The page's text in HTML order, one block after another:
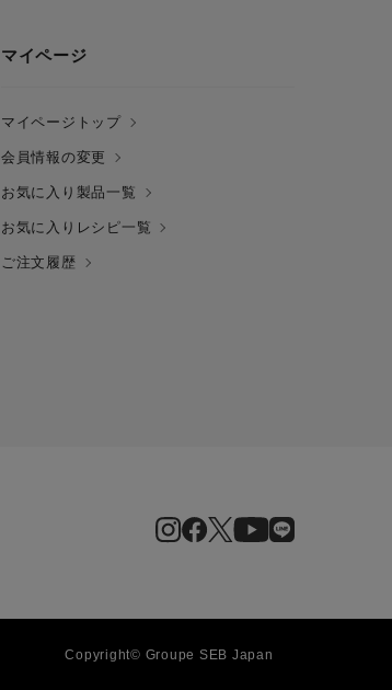
マイページ
マイページトップ
会員情報の変更
お気に入り製品一覧
お気に入りレシピ一覧
ご注文履歴
Copyright© Groupe SEB Japan